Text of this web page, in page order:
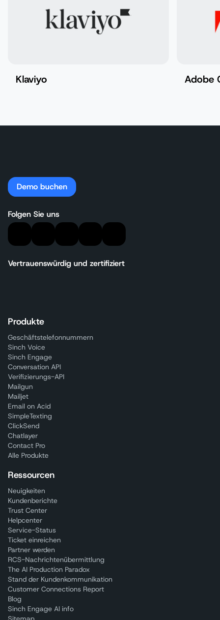
Klaviyo Adobe
Demo buchen
Folgen Sie uns
Vertrauenswürdig und zertifiziert
Produkte
Geschäftstelefonnummern
Sinch Voice
Sinch Engage
Conversation API
Verifizierungs-API
Mailgun
Mailjet
Email on Acid
SimpleTexting
ClickSend
Chatlayer
Contact Pro
Alle Produkte
Ressourcen
Neuigkeiten
Kundenberichte
Trust Center
Helpcenter
Service-Status
Ticket einreichen
Partner werden
RCS-Nachrichtenübermittlung
The AI Production Paradox
Stand der Kundenkommunikation
Customer Connections Report
Blog
Sinch Engage AI info